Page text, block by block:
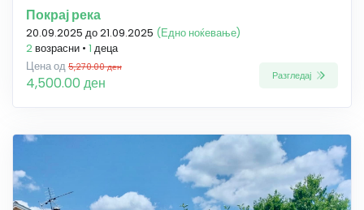
Покрај река
20.09.2025 до 21.09.2025 (Едно ноќевање)
2 возрасни • 1 деца
Цена од 5,270.00 ден
4,500.00 ден Разгледај